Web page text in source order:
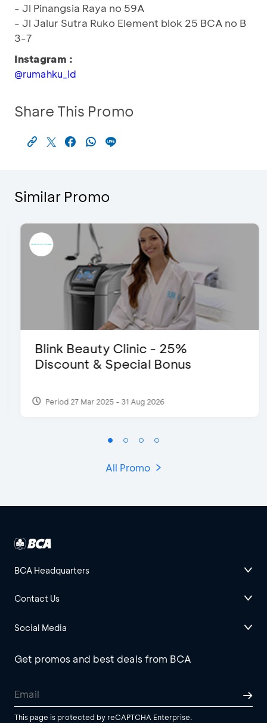
- Jl Pinangsia Raya no 59A
- Jl Jalur Sutra Ruko Element blok 25 BCA no B
3-7
Instagram :
@rumahku_id
Share This Promo
Similar Promo
Blink Beauty Clinic - 25%
Discount & Special Bonus
Period 27 Mar 2025 - 31 Aug 2026
All Promo
BCA Headquarters
Contact Us
Social Media
Get promos and best deals from BCA
This page is protected by reCAPTCHA Enterprise.